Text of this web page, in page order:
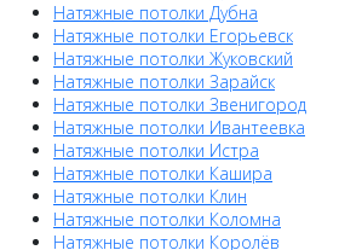
Натяжные потолки Дубна
Натяжные потолки Егорьевск
Натяжные потолки Жуковский
Натяжные потолки Зарайск
Натяжные потолки Звенигород
Натяжные потолки Ивантеевка
Натяжные потолки Истра
Натяжные потолки Кашира
Натяжные потолки Клин
Натяжные потолки Коломна
Натяжные потолки Королёв